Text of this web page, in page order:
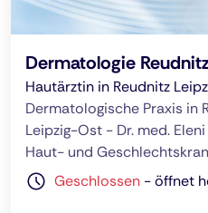
Dermatologie
Hautärztin in Reudnitz
Dermatologische Praxis in
Leipzig-Ost - Dr. med.
Haut- und
Geschlossen -öffnet